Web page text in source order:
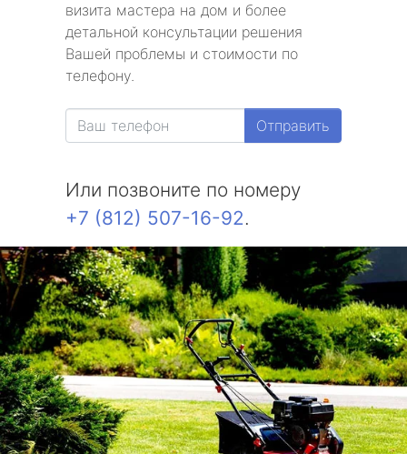
визита мастера на дом и более
детальной консультации решения
Вашей проблемы и стоимости по
телефону.
Отправить
Или позвоните по номеру
+7 (812) 507-16-92.